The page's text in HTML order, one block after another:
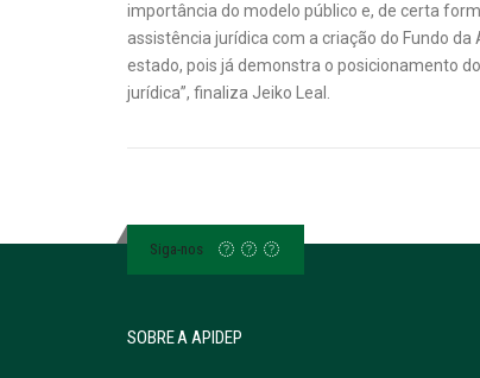
importância do modelo público e, de certa
assistência jurídica com a criação do Fundo
estado, pois já demonstra o posicionamento
jurídica”, finaliza Jeiko Leal.
Siga-nos
SOBRE A APIDEP